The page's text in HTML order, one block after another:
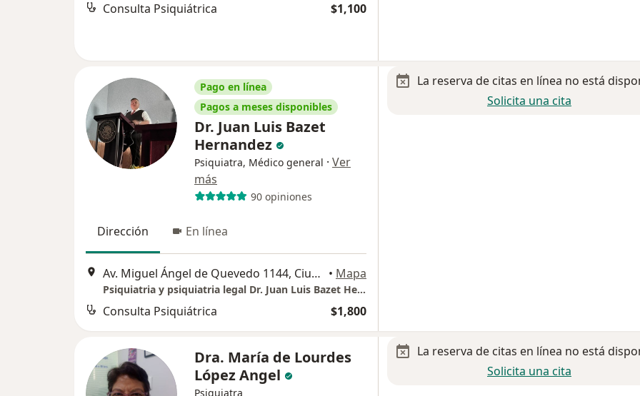
Consulta Psiquiátrica $1,100
Pago en línea
Pagos a meses disponibles
Dr. Juan Luis Bazet
Hernandez
Psiquiatra, Médico general · Ver
más
90 opiniones
Dirección En línea
Av. Miguel Ángel de Quevedo 1144, Ciudad de México • Mapa
Psiquiatria y psiquiatria legal Dr. Juan Luis Bazet Hernadez
Consulta Psiquiátrica $1,800
La reserva de citas en línea no está
Solicita una cita
Dra. María de Lourdes
López Angel
Psiquiatra
La reserva de citas en línea no está
Solicita una cita